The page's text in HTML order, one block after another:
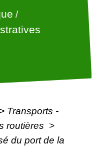
/
> Transports -
routières >
du port de la